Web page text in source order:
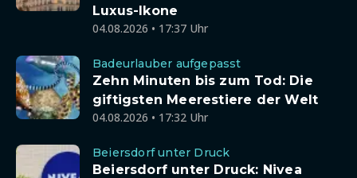
Luxus-Ikone
04.08.2026 • 17:37 Uhr
Badeurlauber aufgepasst
Zehn Minuten bis zum Tod: Die
giftigsten Meerestiere der Welt
04.08.2026 • 17:32 Uhr
Beiersdorf unter Druck
Beiersdorf unter Druck: Nivea